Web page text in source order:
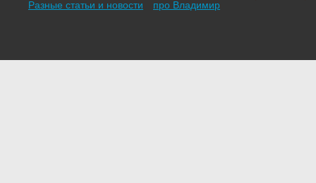
Разные статьи и новости
про Владимир